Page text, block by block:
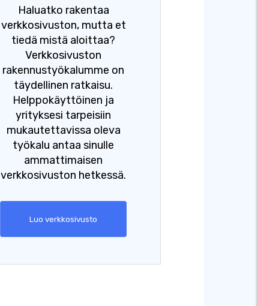
Haluatko rakentaa
verkkosivuston, mutta et
tiedä mistä aloittaa?
Verkkosivuston
rakennustyökalumme on
täydellinen ratkaisu.
Helppokäyttöinen ja
yrityksesi tarpeisiin
mukautettavissa oleva
työkalu antaa sinulle
ammattimaisen
verkkosivuston hetkessä.
Luo verkkosivusto